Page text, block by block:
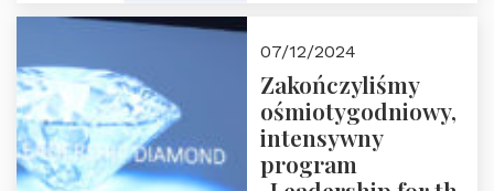
ZAPRASZAMY
07/12/2024
Zakończyliśmy
ośmiotygodniowy,
intensywny
program